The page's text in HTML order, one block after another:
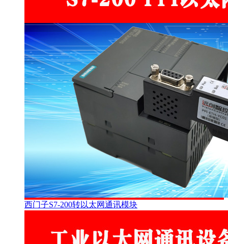
西门子S7-200转以太网通讯模块